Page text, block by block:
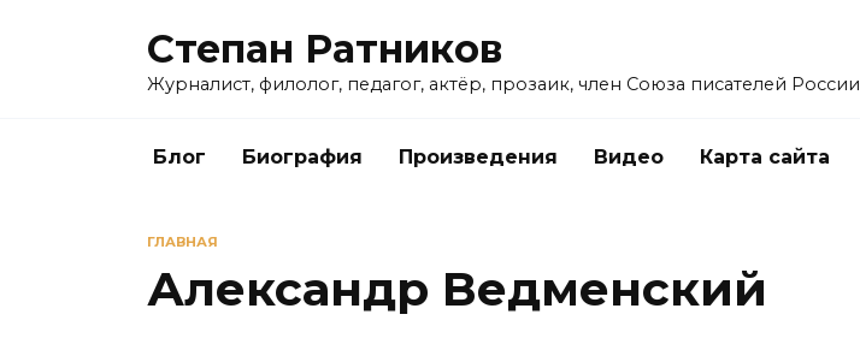
Степан Ратников
Журналист, филолог, педагог, актёр, прозаик, член Союза писателей России
Блог Биография Произведения Видео Карта сайта
ГЛАВНАЯ
Александр Ведменский